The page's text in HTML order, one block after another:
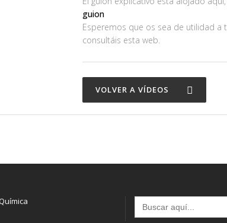
guion
Esperemos que os sea de utilidad a
consultáis esta web.
VOLVER A VÍDEOS
Buscar: